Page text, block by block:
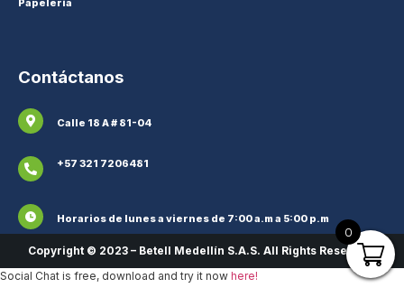
Papelería
Contáctanos
Calle 18 A # 81-04
+57 321 7206481
Horarios de lunes a viernes de 7:00 a.m a 5:00 p.m
Copyright © 2023 – Betell Medellín S.A.S. All Rights Reserved.
0
Social Chat is free, download and try it now here!